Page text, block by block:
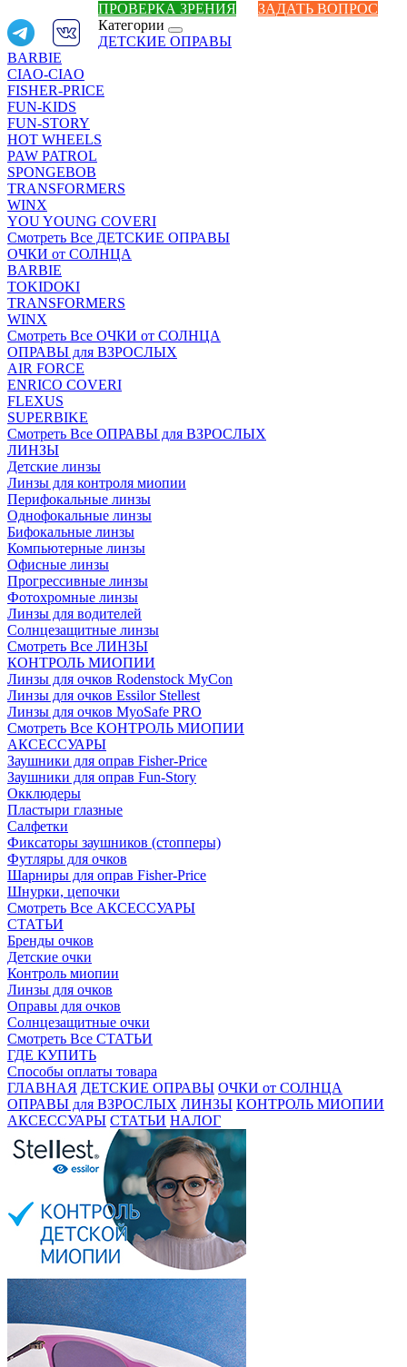
ПРОВЕРКА ЗРЕНИЯ
ЗАДАТЬ ВОПРОС
Категории
ДЕТСКИЕ ОПРАВЫ
BARBIE
CIAO-CIAO
FISHER-PRICE
FUN-KIDS
FUN-STORY
HOT WHEELS
PAW PATROL
SPONGEBOB
TRANSFORMERS
WINX
YOU YOUNG COVERI
Смотреть Все ДЕТСКИЕ ОПРАВЫ
ОЧКИ от СОЛНЦА
BARBIE
TOKIDOKI
TRANSFORMERS
WINX
Смотреть Все ОЧКИ от СОЛНЦА
ОПРАВЫ для ВЗРОСЛЫХ
AIR FORCE
ENRICO COVERI
FLEXUS
SUPERBIKE
Смотреть Все ОПРАВЫ для ВЗРОСЛЫХ
ЛИНЗЫ
Детские линзы
Линзы для контроля миопии
Перифокальные линзы
Однофокальные линзы
Бифокальные линзы
Компьютерные линзы
Офисные линзы
Прогрессивные линзы
Фотохромные линзы
Линзы для водителей
Солнцезащитные линзы
Смотреть Все ЛИНЗЫ
КОНТРОЛЬ МИОПИИ
Линзы для очков Rodenstock MyCon
Линзы для очков Essilor Stellest
Линзы для очков MyoSafe PRO
Смотреть Все КОНТРОЛЬ МИОПИИ
АКСЕССУАРЫ
Заушники для оправ Fisher-Price
Заушники для оправ Fun-Story
Окклюдеры
Пластыри глазные
Салфетки
Фиксаторы заушников (стопперы)
Футляры для очков
Шарниры для оправ Fisher-Price
Шнурки, цепочки
Смотреть Все АКСЕССУАРЫ
СТАТЬИ
Бренды очков
Детские очки
Контроль миопии
Линзы для очков
Оправы для очков
Солнцезащитные очки
Смотреть Все СТАТЬИ
ГДЕ КУПИТЬ
Способы оплаты товара
ГЛАВНАЯ ДЕТСКИЕ ОПРАВЫ ОЧКИ от СОЛНЦА
ОПРАВЫ для ВЗРОСЛЫХ ЛИНЗЫ КОНТРОЛЬ МИОПИИ
АКСЕССУАРЫ СТАТЬИ НАЛОГ